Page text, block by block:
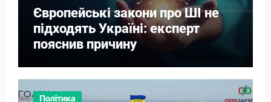
Європейські закони про ШІ не
підходять Україні: експерт
пояснив причину
Політика